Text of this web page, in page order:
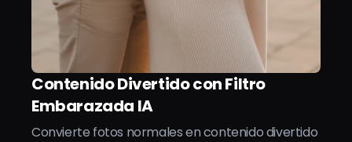
Contenido Divertido con Filtro
Embarazada IA
Convierte fotos normales en contenido divertido